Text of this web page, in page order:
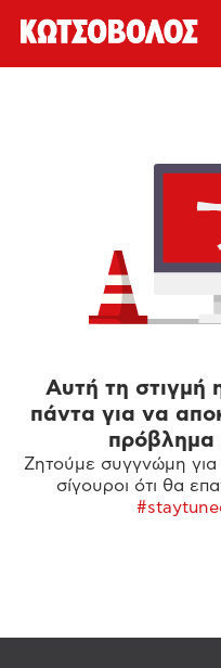
Αυτή τη στιγμή
πάντα για να
πρόβλημα
Ζητούμε συγγνώμη για
σίγουροι ότι θα